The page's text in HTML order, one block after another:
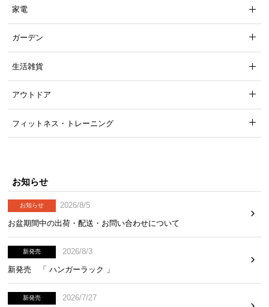
家電
ガーデン
生活雑貨
アウトドア
フィットネス・トレーニング
お知らせ
お知らせ
2026/8/5
お盆期間中の出荷・配送・お問い合わせについて
新発売
2026/8/3
新発売 「 ハンガーラック 」
新発売
2026/7/27